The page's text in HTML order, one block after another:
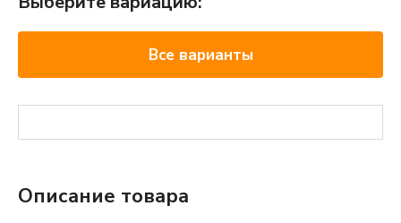
Все варианты
Описание товара